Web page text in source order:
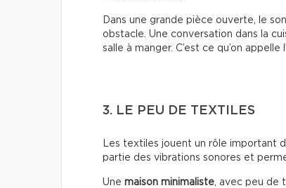
Dans une grande pièce ouverte, le
obstacle. Une conversation dans la
salle à manger. C’est ce qu’on
3. LE PEU DE TEXTILES
Les textiles jouent un rôle important
partie des vibrations sonores et
Une maison minimaliste , avec peu de